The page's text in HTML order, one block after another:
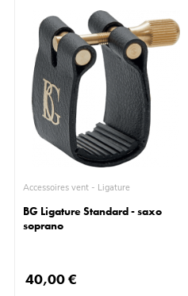
Accessoires vent - Ligature
BG Ligature Standard - saxo
soprano
40,00 €